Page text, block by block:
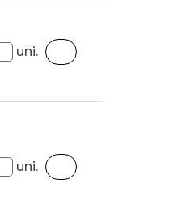
uni.
uni.